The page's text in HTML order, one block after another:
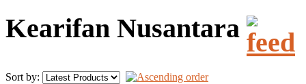
Kearifan Nusantara
Sort by: